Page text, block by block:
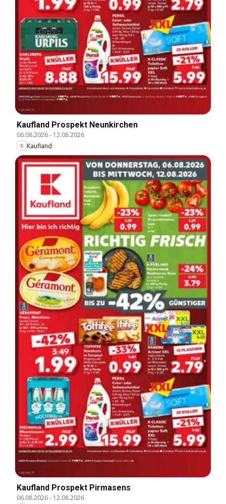
Kaufland Prospekt Neunkirchen
06.08.2026- 12.08.2026
Kaufland
Kaufland Prospekt Pirmasens
06.08.2026- 12.08.2026